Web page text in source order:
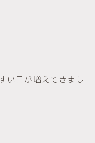
い日が増えてきまし